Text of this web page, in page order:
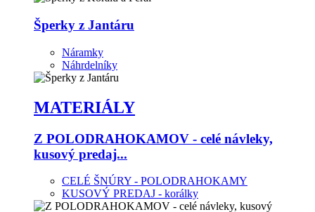
Šperky z Jantáru
Náramky
Náhrdelníky
MATERIÁLY
Z POLODRAHOKAMOV - celé návleky,
kusový predaj...
CELÉ ŠNÚRY - POLODRAHOKAMY
KUSOVÝ PREDAJ - korálky